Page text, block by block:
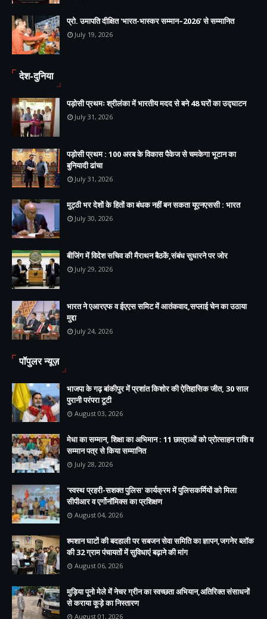
प्रो. उमापति दीक्षित 'भारत-भास्कर सम्मान–2026' से सम्मानित
July 19, 2026
देश-दुनिया
पड़ोसी प्रथमः श्रीलंका में भारतीय मदद से बने 48 घरों का उद्घाटन
July 31, 2026
पड़ोसी प्रथम : 100 अरब के विकास पैकेज से चमकेगा भूटान का
बुनियादी ढांचा
July 31, 2026
मुट्ठी भर देशों के हितों का बंधक नहीं बन सकता यूएनएससी : भारत
July 30, 2026
बीजिंग में विदेश सचिव की मैराथन बैठकें,संबंध सुधारने पर जोर
July 29, 2026
भारत ने एआरएफ व ईएएस समिट में आतंकवाद,सप्लाई चेन का उठाया
मुद्दा
July 24, 2026
पॉपुलर न्यूज़
भाजपा के गढ़ बांकीपुर में प्रशांत किशोर की ऐतिहासिक जीत, 30 साल
पुरानी परंपरा टूटी
August 03, 2026
मेधा का सम्मान, शिक्षा का अभिमान : 11 छात्राओं को प्रोत्साहन राशि व
सम्मान पत्र से किया सम्मानित
July 28, 2026
'स्वस्थ प्रहरी-सशक्त पुलिस' कार्यक्रम में पुलिसकर्मियों को मिला
सीपीआर व एर्गोनॉमिक्स का प्रशिक्षण
August 04, 2026
श्मशान घाटों की बदहाली पर सबजन सेवा समिति का ज्ञापन,जगनेर ब्लॉक
की 32 ग्राम पंचायतों में सुविधाएं बढ़ाने की मांग
August 06, 2026
मुड़िया पूनो मेले में नेचर ग्रीन का स्वच्छता अभियान,अतिरिक्त संसाधनों
से कराया कूड़े का निस्तारण
August 01, 2026